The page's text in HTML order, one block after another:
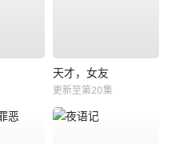
天才，女友
更新至第20集